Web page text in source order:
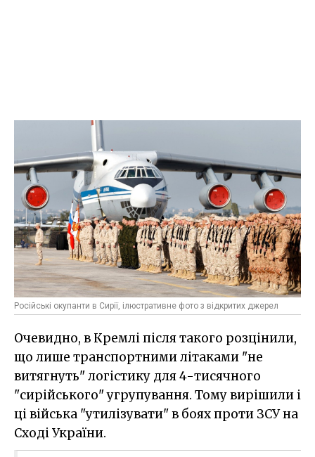
Російські окупанти в Сирії, ілюстративне фото з відкритих джерел
Очевидно, в Кремлі після такого розцінили,
що лише транспортними літаками "не
витягнуть" логістику для 4-тисячного
"сирійського" угрупування. Тому вирішили і
ці війська "утилізувати" в боях проти ЗСУ на
Сході України.